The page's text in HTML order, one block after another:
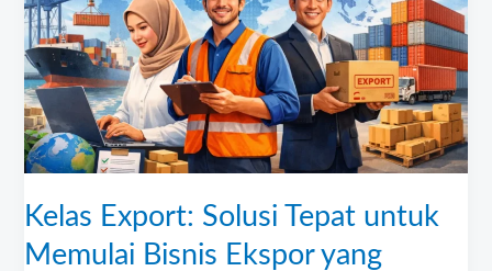
Kelas Export: Solusi Tepat untuk
Memulai Bisnis Ekspor yang
untuk
Memulai
Bisnis
Ekspor
yang
Menguntungkan